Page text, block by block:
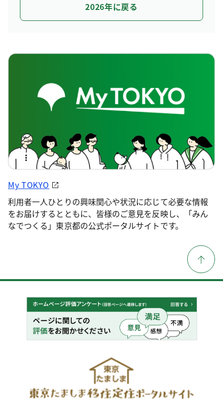
2026年に戻る
My TOKYO
利用者一人ひとりの興味関心や状況に応じて必要な情報
をお届けするとともに、皆様のご意見を反映し、「みん
なでつくる」東京都の公式ポータルサイトです。